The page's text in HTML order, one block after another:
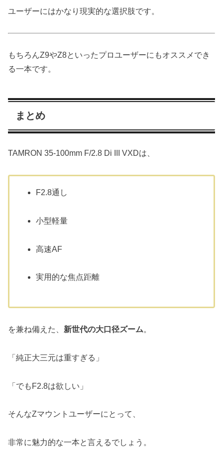
ユーザーにはかなり現実的な選択肢です。
もちろんZ9やZ8といったプロユーザーにもオススメでき
る一本です。
まとめ
TAMRON 35-100mm F/2.8 Di III VXDは、
F2.8通し
小型軽量
高速AF
実用的な焦点距離
を兼ね備えた、 新世代の大口径ズーム。
「純正大三元は重すぎる」
「でもF2.8は欲しい」
そんなZマウントユーザーにとって、
非常に魅力的な一本と言えるでしょう。